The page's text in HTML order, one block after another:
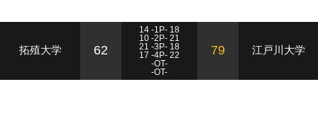
拓殖大学 62
14 -1P- 18
10 -2P- 21
21 -3P- 18
17 -4P- 22
-OT-
-OT-
79 江戸川大学